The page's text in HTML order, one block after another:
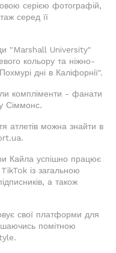
серією фотографій,
серед її
"Marshall University"
кольору та ніжно-
дні в Каліфорнії".
компліменти - фанати
Сіммонс.
атлетів можна знайти в
Кайла успішно працює
із загальною
а також
свої платформи для
помітною